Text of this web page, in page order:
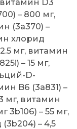
– 800 мг,
(3a370) –
хлорид
мг, витамин
– 15 мг,
D-
B6 (3a831) –
мг, витамин
3b106) – 55 мг,
– 4,5